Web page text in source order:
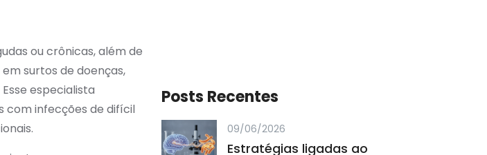
ou crônicas, além de
surtos de doenças,
especialista
com infecções de difícil
Posts Recentes
09/06/2026
Estratégias ligadas ao